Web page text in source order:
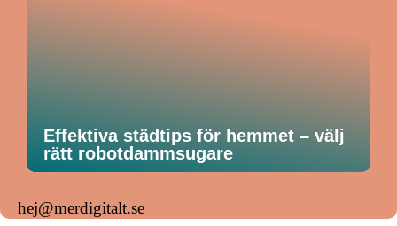
Effektiva städtips för hemmet – välj
rätt robotdammsugare
hej@merdigitalt.se